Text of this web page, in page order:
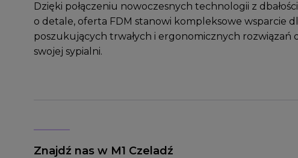
Dzięki połączeniu nowoczesnych technologii z
o detale, oferta FDM stanowi kompleksowe wsparcie
poszukujących trwałych i ergonomicznych rozwiązań
swojej sypialni.
Znajdź nas w M1 Czeladź